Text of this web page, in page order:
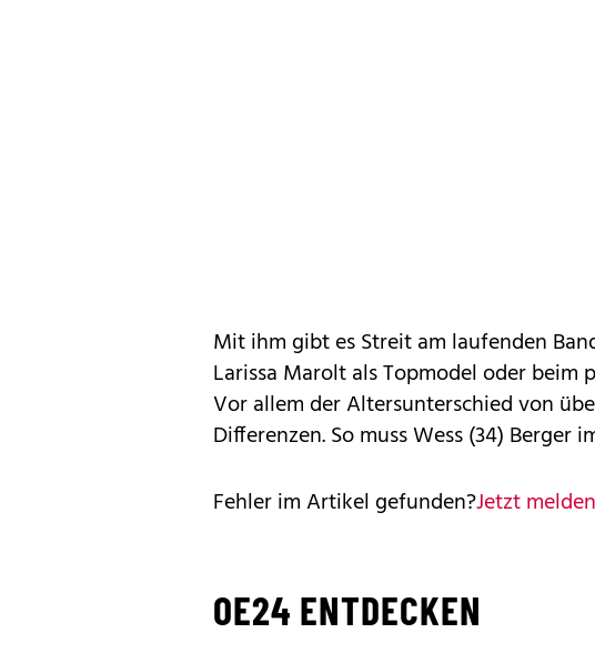
Mit ihm gibt es Streit am laufenden
Larissa Marolt als Topmodel oder beim
Vor allem der Altersunterschied von
Differenzen. So muss Wess (34) Berger
Fehler im Artikel gefunden?Jetzt melden
OE24 ENTDECKEN